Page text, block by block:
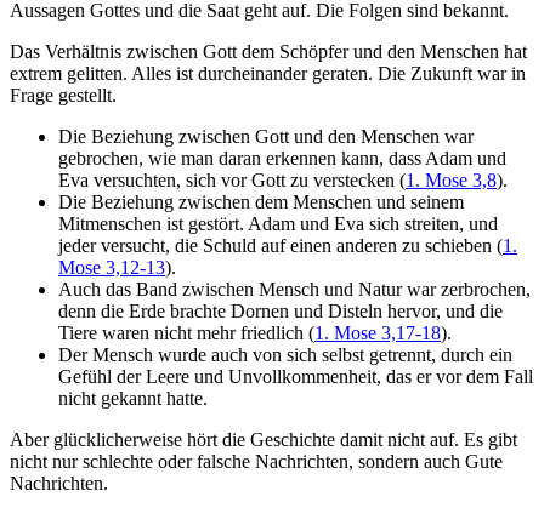
Aussagen Gottes und die Saat geht auf. Die Folgen sind bekannt.
Das Verhältnis zwischen Gott dem Schöpfer und den Menschen hat
extrem gelitten. Alles ist durcheinander geraten. Die Zukunft war in
Frage gestellt.
Die Beziehung zwischen Gott und den Menschen war
gebrochen, wie man daran erkennen kann, dass Adam und
Eva versuchten, sich vor Gott zu verstecken (1. Mose 3,8).
Die Beziehung zwischen dem Menschen und seinem
Mitmenschen ist gestört. Adam und Eva sich streiten, und
jeder versucht, die Schuld auf einen anderen zu schieben (1.
Mose 3,12-13).
Auch das Band zwischen Mensch und Natur war zerbrochen,
denn die Erde brachte Dornen und Disteln hervor, und die
Tiere waren nicht mehr friedlich (1. Mose 3,17-18).
Der Mensch wurde auch von sich selbst getrennt, durch ein
Gefühl der Leere und Unvollkommenheit, das er vor dem Fall
nicht gekannt hatte.
Aber glücklicherweise hört die Geschichte damit nicht auf. Es gibt
nicht nur schlechte oder falsche Nachrichten, sondern auch Gute
Nachrichten.